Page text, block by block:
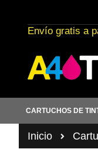
al
contenido
Envío gratis a
CARTUCHOS DE
Inicio